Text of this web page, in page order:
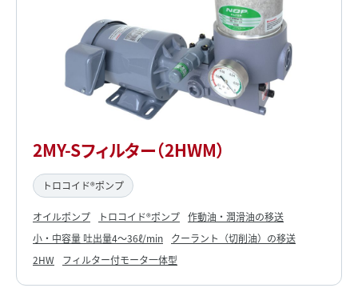
2MY-Sフィルター（2HWM）
トロコイド®ポンプ
オイルポンプ トロコイド®ポンプ 作動油・潤滑油の移送
小・中容量 吐出量4～36ℓ/min
クーラント（切削油）の移送
2HW
フィルター付モータ一体型